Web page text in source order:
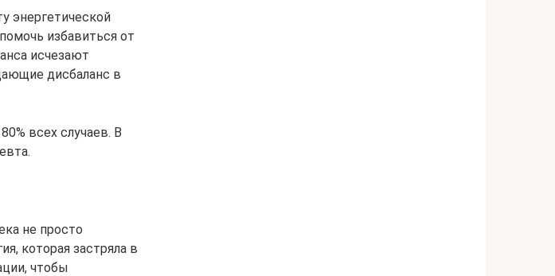
энергетической
избавиться от
исчезают
дисбаланс в
всех случаев. В
не просто
которая застряла в
чтобы